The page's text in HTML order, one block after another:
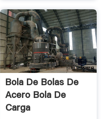
Bola De Bolas De
Acero Bola De
Carga